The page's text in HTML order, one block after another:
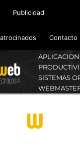
Publicidad
Contacto
SISTEMAS